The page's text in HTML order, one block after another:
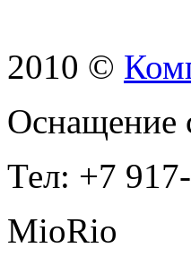
2010 ©
Оснащение
Тел: +7
MioRio